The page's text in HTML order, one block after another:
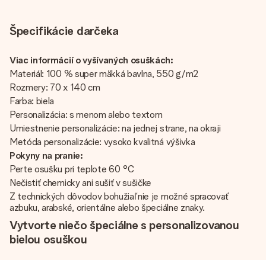
Špecifikácie darčeka
Viac informácií o vyšívaných osuškách:
Materiál: 100 % super mäkká bavlna, 550 g/m2
Rozmery: 70 x 140 cm
Farba: biela
Personalizácia: s menom alebo textom
Umiestnenie personalizácie: na jednej strane, na okraji
Metóda personalizácie: vysoko kvalitná výšivka
Pokyny na pranie:
Perte osušku pri teplote 60 °C
Nečistiť chemicky ani sušiť v sušičke
Z technických dôvodov bohužiaľ nie je možné spracovať
azbuku, arabské, orientálne alebo špeciálne znaky.
Vytvorte niečo špeciálne s personalizovanou
bielou osuškou